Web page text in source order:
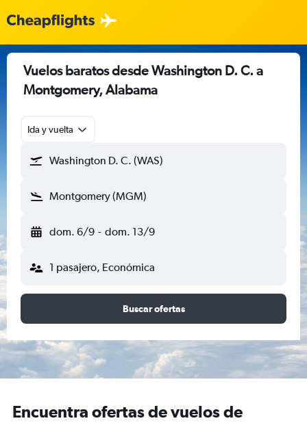
Vuelos baratos desde Washington D. C. a
Montgomery, Alabama
Ida y vuelta
Washington D. C. (WAS)
Montgomery (MGM)
dom. 6/9 - dom. 13/9
1 pasajero, Económica
Buscar ofertas
Encuentra ofertas de vuelos de